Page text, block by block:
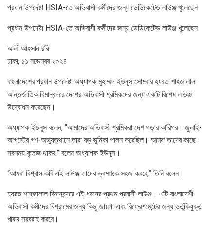
প্রধান উপদেষ্টা HSIA-তে অভিবাসী কর্মীদের জন্য ডেডিকেটেড লাউঞ্জ খুলেছেন
প্রধান উপদেষ্টা HSIA-তে অভিবাসী কর্মীদের জন্য ডেডিকেটেড লাউঞ্জ খুলেছেন
আলী আহসান রবি
ঢাকা, ১১ নভেম্বর ২০২৪
বাংলাদেশের প্রধান উপদেষ্টা অধ্যাপক মুহাম্মদ ইউনূস সোমবার হযরত শাহজালাল
আন্তর্জাতিক বিমানবন্দরে দেশের অভিবাসী শ্রমিকদের জন্য একটি বিশেষ লাউঞ্জ
উদ্বোধন করেছেন।
অধ্যাপক ইউনূস বলেন, “আমাদের অভিবাসী শ্রমিকরা দেশ গড়ার কারিগর। জুলাই-
আগস্টের গণ-অভ্যুত্থানে তারা বড় ভূমিকা পালন করেছিল। আমরা তাদের কাছে
সবসময় কৃতজ্ঞ থাকব,” বলেন অধ্যাপক ইউনূস।
“আমরা বিশ্বাস করি এই লাউঞ্জ তাদের ভ্রমণকে সহজ করবে,” তিনি বলেন।
হযরত শাহজালাল বিমানবন্দরে এই ধরনের প্রথম প্রবাসী লাউঞ্জ। এটি বাংলাদেশী
অভিবাসী কর্মীদের বিশ্রামের জন্য কিছু জায়গা এবং রিফ্রেশমেন্টের জন্য ভর্তুকিযুক্ত
খাবার সরবরাহ করবে।